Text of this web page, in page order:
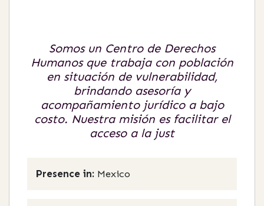
Somos un Centro de Derechos
Humanos que trabaja con población
en situación de vulnerabilidad,
brindando asesoría y
acompañamiento jurídico a bajo
costo. Nuestra misión es facilitar el
acceso a la just
Presence in: Mexico